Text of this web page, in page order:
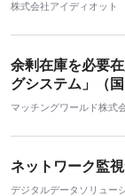
株式会社アイディオット
余剰在庫を必要
グシステム」（
主6,000名、海外
マッチングワールド株式
ネットワーク監
デジタルデータソリュー